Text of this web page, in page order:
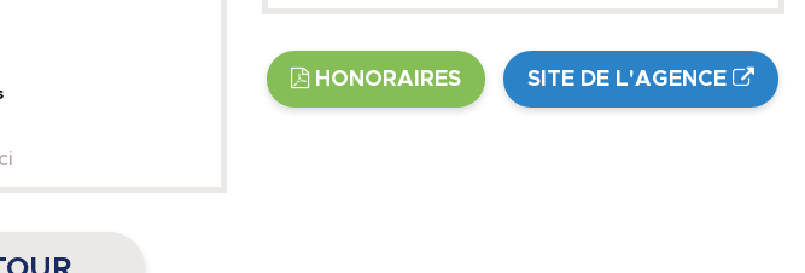
HONORAIRES SITE DE L'AGENCE